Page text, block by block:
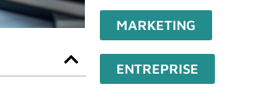
MARKETING
ENTREPRISE